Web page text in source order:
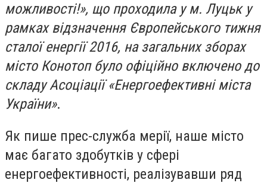
можливості!», що проходила у м. Луцьк у
рамках відзначення Європейського тижня
сталої енергії 2016, на загальних зборах
місто Конотоп було офіційно включено до
складу Асоціації «Енергоефективні міста
України».
Як пише прес-служба мерії, наше місто
має багато здобутків у сфері
енергоефективності, реалізувавши ряд